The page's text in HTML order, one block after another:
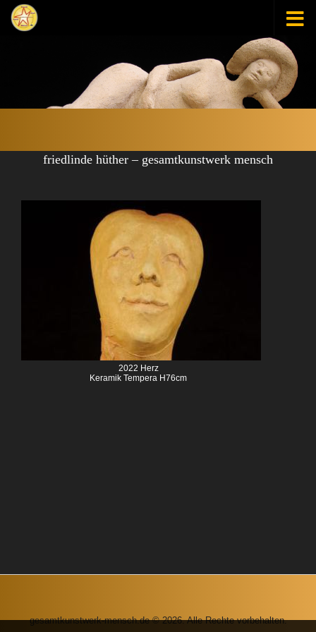
Zum Inhalt springen
friedlinde hüther – gesamtkunstwerk mensch
2022 Herz
Keramik Tempera H76cm
gesamtkunstwerk-mensch.de © 2026. Alle Rechte vorbehalten.